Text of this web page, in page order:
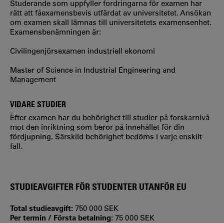
Studerande som uppfyller fordringarna för examen har
rätt att fåexamensbevis utfärdat av universitetet. Ansökan
om examen skall lämnas till universitetets examensenhet.
Examensbenämningen är:
Civilingenjörsexamen industriell ekonomi
Master of Science in Industrial Engineering and
Management
VIDARE STUDIER
Efter examen har du behörighet till studier på forskarnivå
mot den inriktning som beror på innehållet för din
fördjupning. Särskild behörighet bedöms i varje enskilt
fall.
STUDIEAVGIFTER FÖR STUDENTER UTANFÖR EU
Total studieavgift: 750 000 SEK
Per termin / Första betalning: 75 000 SEK